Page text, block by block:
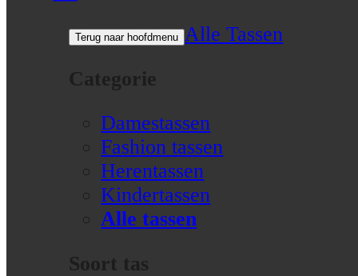
Terug naar hoofdmenu Alle Tassen
Categorie
Damestassen
Fashion tassen
Herentassen
Kindertassen
Alle tassen
Soort tas